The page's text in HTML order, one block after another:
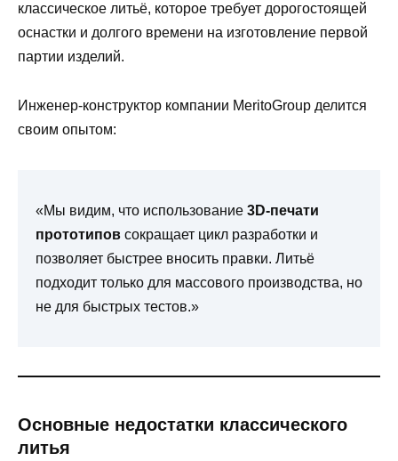
классическое литьё, которое требует дорогостоящей
оснастки и долгого времени на изготовление первой
партии изделий.
Инженер-конструктор компании MeritoGroup делится
своим опытом:
«Мы видим, что использование 3D-печати
прототипов сокращает цикл разработки и
позволяет быстрее вносить правки. Литьё
подходит только для массового производства, но
не для быстрых тестов.»
Основные недостатки классического
литья